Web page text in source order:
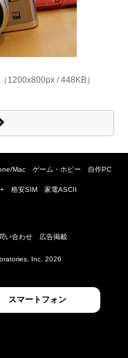
（1200x800px / 448KB）
Mac ゲーム・ホビー 自作PC
格安SIM 家電ASCII
い合わせ 広告掲載
Inc. 2026
スマートフォン